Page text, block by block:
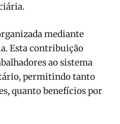
mediante
Esta contribuição
ao sistema
permitindo tanto
quanto benefícios por